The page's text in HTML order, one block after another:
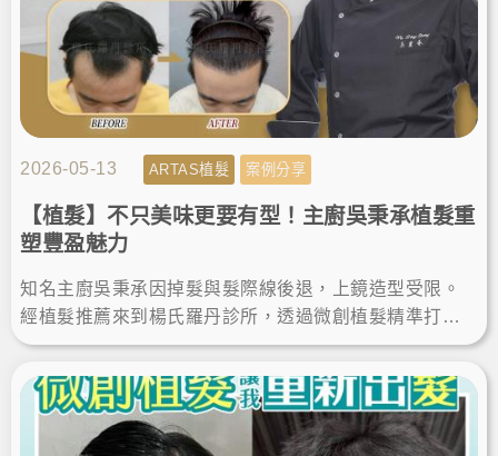
2026-05-13 ARTAS植髮 案例分享
【植髮】不只美味更要有型！主廚吳秉承植髮重
塑豐盈魅力
知名主廚吳秉承因掉髮與髮際線後退，上鏡造型受限。
經植髮推薦來到楊氏羅丹診所，透過微創植髮精準打造
客製化髮際線。這次的植髮經歷讓他重拾豐盈，自信展
現無死角帥氣。